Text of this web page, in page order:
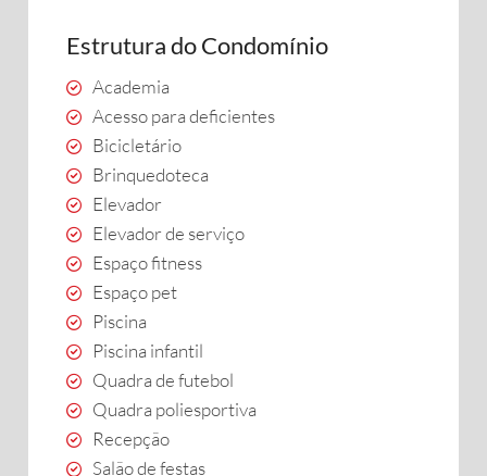
Estrutura do Condomínio
Academia
Acesso para deficientes
Bicicletário
Brinquedoteca
Elevador
Elevador de serviço
Espaço fitness
Espaço pet
Piscina
Piscina infantil
Quadra de futebol
Quadra poliesportiva
Recepção
Salão de festas